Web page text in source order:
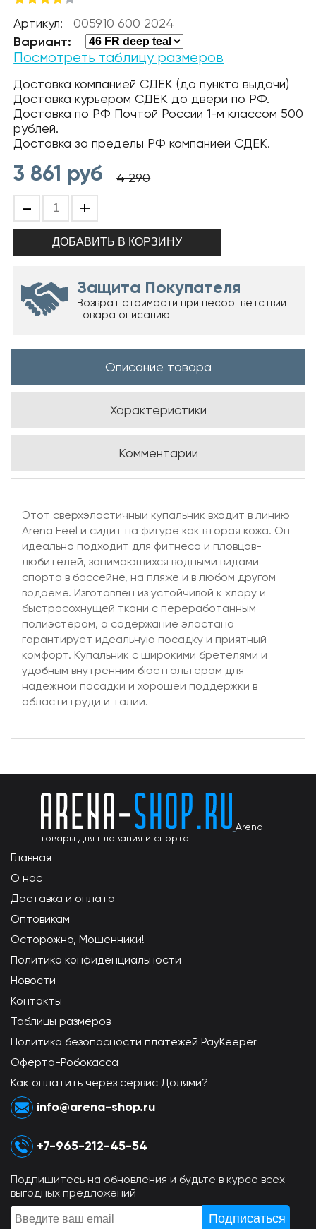
Артикул: 005910 600 2024
Вариант:
Посмотреть таблицу размеров
Доставка компанией СДЕК (до пункта выдачи)
Доставка курьером СДЕК до двери по РФ.
Доставка по РФ Почтой России 1-м классом 500
рублей.
Доставка за пределы РФ компанией СДЕК.
3 861 руб 4 290
- +
Защита Покупателя
Возврат стоимости при несоответствии
товара описанию
Описание товара
Характеристики
Комментарии
Этот сверхэластичный купальник входит в линию
Arena Feel и сидит на фигуре как вторая кожа. Он
идеально подходит для фитнеса и пловцов-
любителей, занимающихся водными видами
спорта в бассейне, на пляже и в любом другом
водоеме. Изготовлен из устойчивой к хлору и
быстросохнущей ткани с переработанным
полиэстером, а содержание эластана
гарантирует идеальную посадку и приятный
комфорт. Купальник с широкими бретелями и
удобным внутренним бюстгальтером для
надежной посадки и хорошей поддержки в
области груди и талии.
Arena-
товары для плавания и спорта
Главная
О нас
Доставка и оплата
Оптовикам
Осторожно, Мошенники!
Политика конфиденциальности
Новости
Контакты
Таблицы размеров
Политика безопасности платежей PayKeeper
Оферта-Робокасса
Как оплатить через сервис Долями?
info@arena-shop.ru
+7-965-212-45-54
Подпишитесь на обновления и будьте в курсе всех
выгодных предложений